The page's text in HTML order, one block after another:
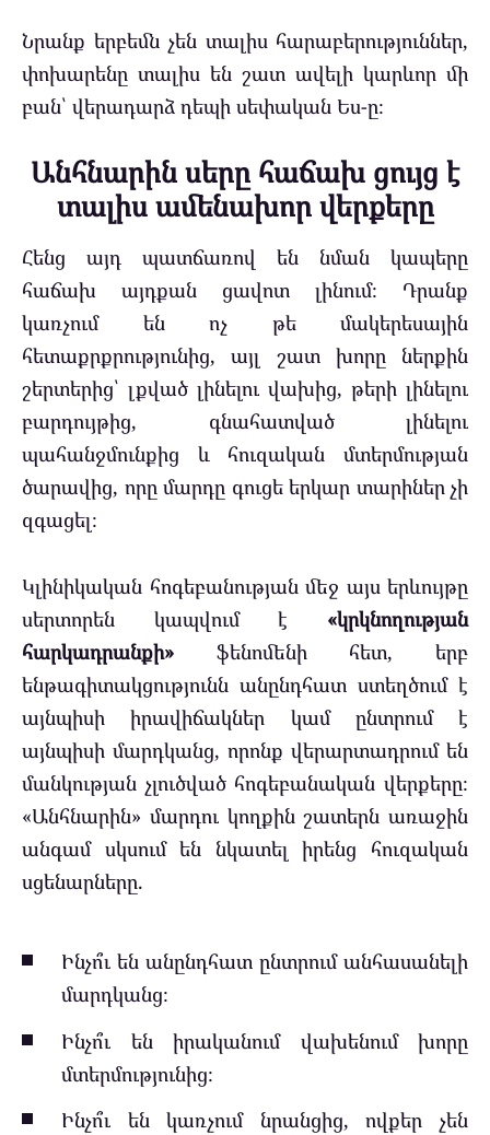
Նրանք երբեմն չեն տալիս հարաբերություններ,
փոխարենը տալիս են շատ ավելի կարևոր մի
բան՝ վերադարձ դեպի սեփական Ես-ը։
Անհնարին սերը հաճախ ցույց է
տալիս ամենախոր վերքերը
Հենց այդ պատճառով են նման կապերը
հաճախ այդքան ցավոտ լինում։ Դրանք
կառչում են ոչ թե մակերեսային
հետաքրքրությունից, այլ շատ խորը ներքին
շերտերից՝ լքված լինելու վախից, թերի լինելու
բարդույթից, գնահատված լինելու
պահանջմունքից և հուզական մտերմության
ծարավից, որը մարդը գուցե երկար տարիներ չի
զգացել։
Կլինիկական հոգեբանության մեջ այս երևույթը
սերտորեն կապվում է «կրկնողության
հարկադրանքի» ֆենոմենի հետ, երբ
ենթագիտակցությունն անընդհատ ստեղծում է
այնպիսի իրավիճակներ կամ ընտրում է
այնպիսի մարդկանց, որոնք վերարտադրում են
մանկության չլուծված հոգեբանական վերքերը։
«Անհնարին» մարդու կողքին շատերն առաջին
անգամ սկսում են նկատել իրենց հուզական
սցենարները.
Ինչո՞ւ են անընդհատ ընտրում անհասանելի
մարդկանց։
Ինչո՞ւ են իրականում վախենում խորը
մտերմությունից։
Ինչո՞ւ են կառչում նրանցից, ովքեր չեն